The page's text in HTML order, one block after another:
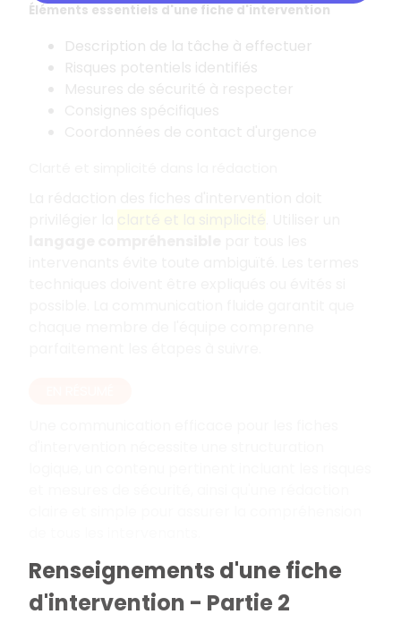
Éléments essentiels d'une fiche d'intervention
Description de la tâche à effectuer
Risques potentiels identifiés
Renseignements d'une fiche
d'intervention - Partie 2